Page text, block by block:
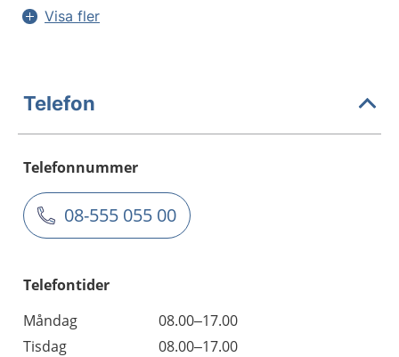
Visa fler
Telefon
Telefonnummer
08-555 055 00
Telefontider
Måndag
08.00–17.00
Tisdag
08.00–17.00